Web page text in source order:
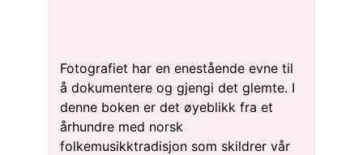
Fotografiet har en enestående evne til
å dokumentere og gjengi det glemte. I
denne boken er det øyeblikk fra et
århundre med norsk
folkemusikktradisjon som skildrer vår